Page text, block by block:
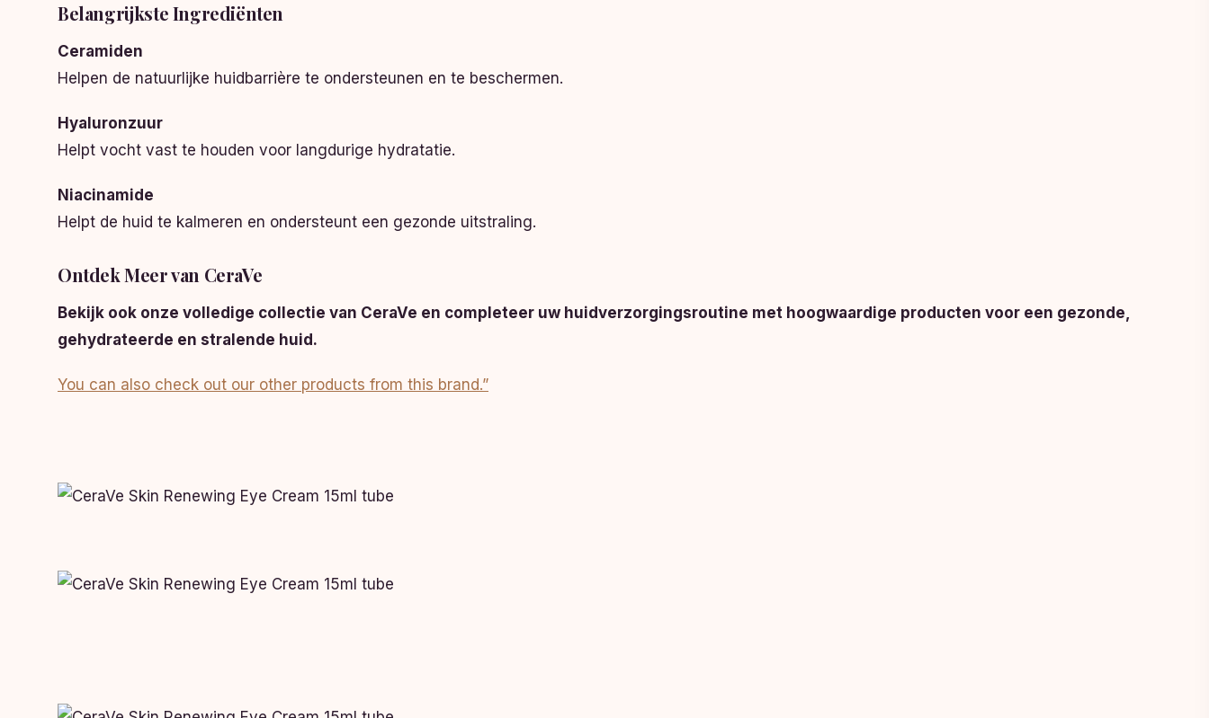
Belangrijkste Ingrediënten
Ceramiden
Helpen de natuurlijke huidbarrière te ondersteunen en te beschermen.
Hyaluronzuur
Helpt vocht vast te houden voor langdurige hydratatie.
Niacinamide
Helpt de huid te kalmeren en ondersteunt een gezonde uitstraling.
Ontdek Meer van CeraVe
Bekijk ook onze volledige collectie van CeraVe en completeer uw huidverzorgingsroutine met hoogwaardige producten voor een gezonde,
gehydrateerde en stralende huid.
You can also check out our other products from this brand.”